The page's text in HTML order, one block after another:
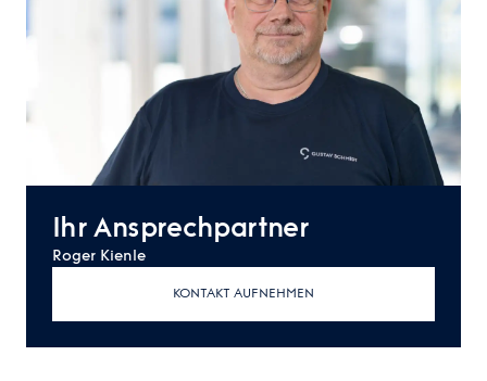
Ihr Ansprechpartner
Roger Kienle
KONTAKT AUFNEHMEN